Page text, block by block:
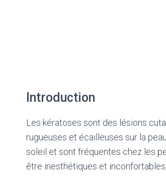
Introduction
Les kératoses sont des lésions
rugueuses et écailleuses sur la
soleil et sont fréquentes chez les
être inesthétiques et